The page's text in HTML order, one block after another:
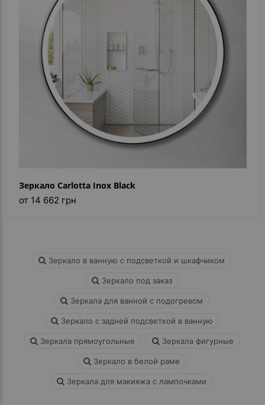
Зеркало Carlotta Inox Black
от 14 662 грн
Зеркало в ванную с подсветкой и шкафчиком
Зеркало под заказ
Зеркала для ванной с подогревом
Зеркало с задней подсветкой в ванную
Зеркала прямоугольные Зеркала фигурные
Зеркало в белой раме
Зеркала для макияжа с лампочками